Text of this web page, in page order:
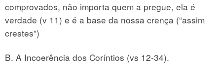
comprovados, não importa quem a pregue, ela é
verdade (v 11) e é a base da nossa crença (“assim
crestes”)
B. A Incoerência dos Coríntios (vs 12-34).